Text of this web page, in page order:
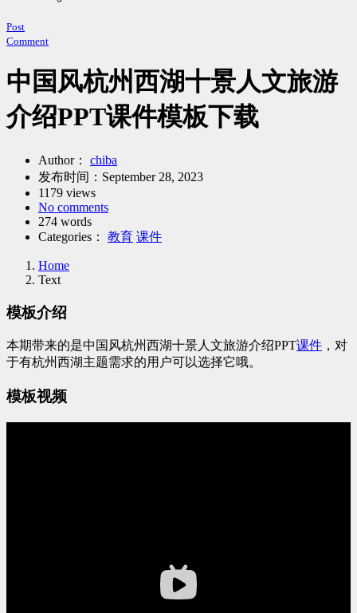
Post
Comment
中国风杭州西湖十景人文旅游
介绍PPT课件模板下载
Author：
chiba
发布时间： September 28, 2023
1179 views
No comments
274 words
Categories：
教育 课件
Home
Text
模板介绍
本期带来的是中国风杭州西湖十景人文旅游介绍PPT课件 ，对
于有杭州西湖主题需求的用户可以选择它哦。
模板视频